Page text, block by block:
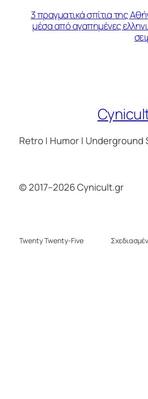
3 πραγματικά σπίτια της
μέσα από αγαπημένες
Retro | Humor | Underground
© 2017–2026 Cynicult.gr
Twenty Twenty-Five